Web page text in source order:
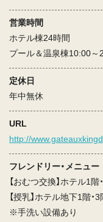
営業時間
ホテル棟24時間
プール＆温泉棟10:00～
定休日
年中無休
URL
http://
フレンドリー・メニュー
【おむつ交換】ホテル1
【授乳】ホテル地下1階・
※手洗い設備あり